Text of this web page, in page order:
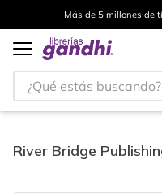
Más de 5 millones de
¿Qué estás buscando?
River Bridge